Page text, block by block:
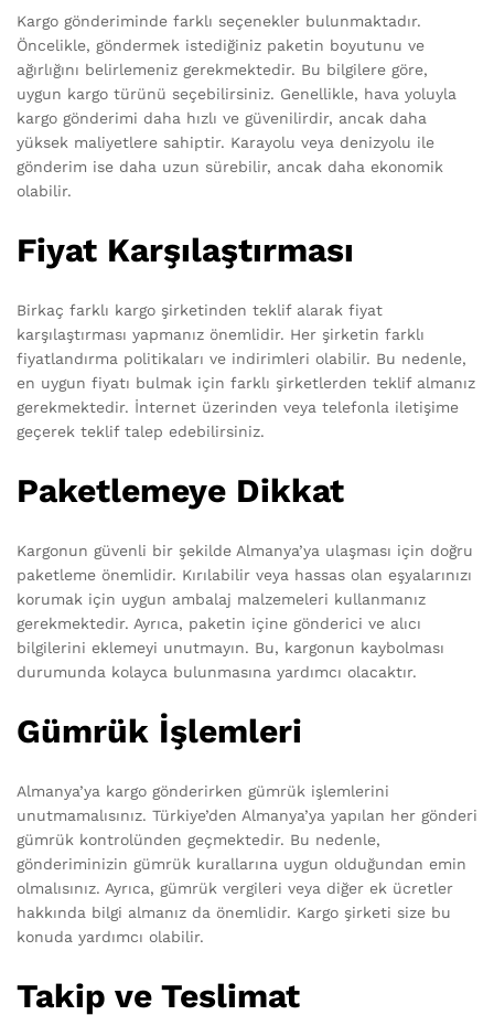
Kargo gönderiminde farklı seçenekler bulunmaktadır.
Öncelikle, göndermek istediğiniz paketin boyutunu ve
ağırlığını belirlemeniz gerekmektedir. Bu bilgilere göre,
uygun kargo türünü seçebilirsiniz. Genellikle, hava yoluyla
kargo gönderimi daha hızlı ve güvenilirdir, ancak daha
yüksek maliyetlere sahiptir. Karayolu veya denizyolu ile
gönderim ise daha uzun sürebilir, ancak daha ekonomik
olabilir.
Fiyat Karşılaştırması
Birkaç farklı kargo şirketinden teklif alarak fiyat
karşılaştırması yapmanız önemlidir. Her şirketin farklı
fiyatlandırma politikaları ve indirimleri olabilir. Bu nedenle,
en uygun fiyatı bulmak için farklı şirketlerden teklif almanız
gerekmektedir. İnternet üzerinden veya telefonla iletişime
geçerek teklif talep edebilirsiniz.
Paketlemeye Dikkat
Kargonun güvenli bir şekilde Almanya’ya ulaşması için doğru
paketleme önemlidir. Kırılabilir veya hassas olan eşyalarınızı
korumak için uygun ambalaj malzemeleri kullanmanız
gerekmektedir. Ayrıca, paketin içine gönderici ve alıcı
bilgilerini eklemeyi unutmayın. Bu, kargonun kaybolması
durumunda kolayca bulunmasına yardımcı olacaktır.
Gümrük İşlemleri
Almanya’ya kargo gönderirken gümrük işlemlerini
unutmamalısınız. Türkiye’den Almanya’ya yapılan her gönderi
gümrük kontrolünden geçmektedir. Bu nedenle,
gönderiminizin gümrük kurallarına uygun olduğundan emin
olmalısınız. Ayrıca, gümrük vergileri veya diğer ek ücretler
hakkında bilgi almanız da önemlidir. Kargo şirketi size bu
konuda yardımcı olabilir.
Takip ve Teslimat